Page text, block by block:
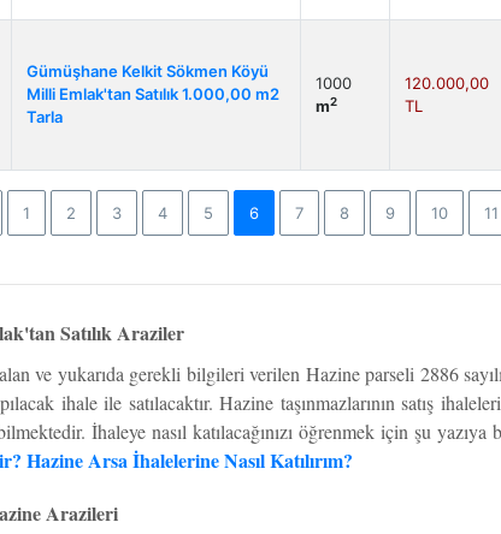
Gümüşhane Kelkit Sökmen Köyü
Milli Emlak'tan Satılık 1.000,00 m2
Tarla
1000
m2
120.000,00
TL
1 2 3 4 5 6 7 8 9 10 11
Satılık Araziler
ve yukarıda gerekli bilgileri verilen Hazine parseli 2886
ihale ile satılacaktır. Hazine taşınmazlarının satış
İhaleye nasıl katılacağınızı öğrenmek için şu yazıya
Hazine Arsa İhalelerine Nasıl Katılırım?
Arazileri